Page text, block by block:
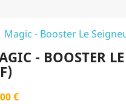
Magic - Booster Le
- BOOSTER
€